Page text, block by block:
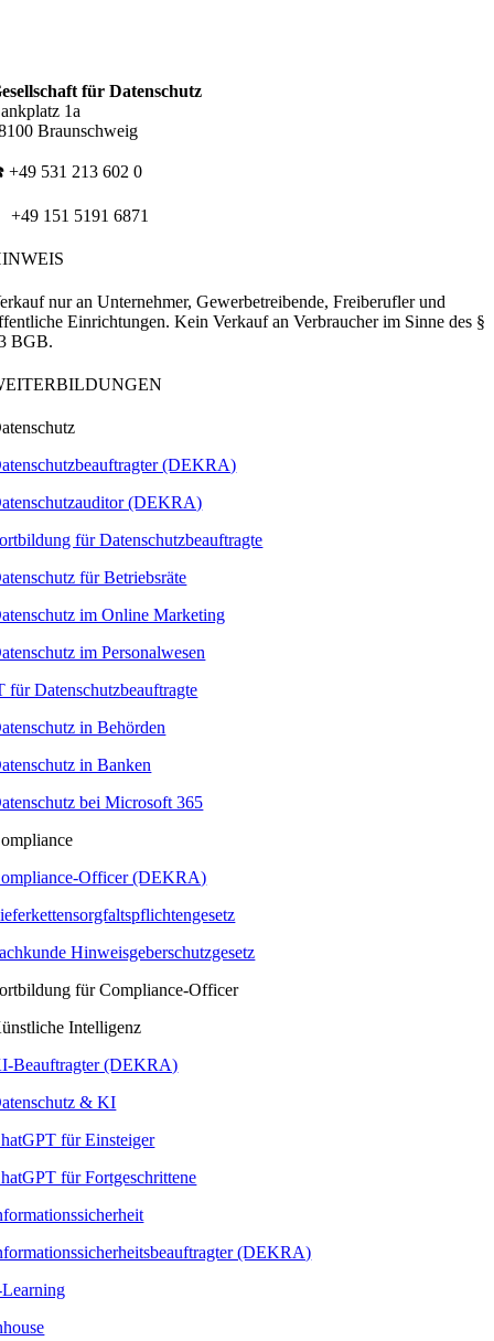
für Datenschutz
1a
Braunschweig
+49 531 213 602 0
+49 151 5191 6871
nur an Unternehmer, Gewerbetreibende, Freiberufler und
Einrichtungen. Kein Verkauf an Verbraucher im Sinne des §
BGB.
(DEKRA)
(DEKRA)
für Datenschutzbeauftragte
für Betriebsräte
im Online Marketing
im Personalwesen
für Datenschutzbeauftragte
in Behörden
in Banken
bei Microsoft 365
Officer (DEKRA)
Hinweisgeberschutzgesetz
für Compliance-Officer
Intelligenz
Beauftragter (DEKRA)
& KI
für Einsteiger
für Fortgeschrittene
(DEKRA)
Learning